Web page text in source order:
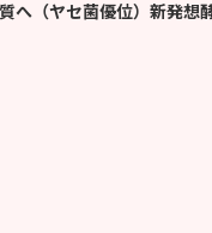
へ（ヤセ菌優位）新発想